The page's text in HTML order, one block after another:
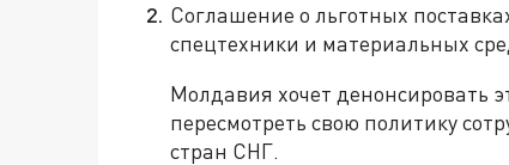
Соглашение о льготных
спецтехники и материальных
Молдавия хочет денонсировать
пересмотреть свою политику
стран СНГ.